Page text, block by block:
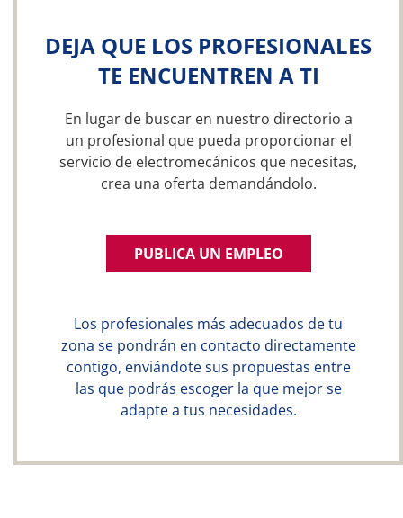
DEJA QUE LOS PROFESIONALES
TE ENCUENTREN A TI
En lugar de buscar en nuestro directorio a
un profesional que pueda proporcionar el
servicio de electromecánicos que necesitas,
crea una oferta demandándolo.
PUBLICA UN EMPLEO
Los profesionales más adecuados de tu
zona se pondrán en contacto directamente
contigo, enviándote sus propuestas entre
las que podrás escoger la que mejor se
adapte a tus necesidades.